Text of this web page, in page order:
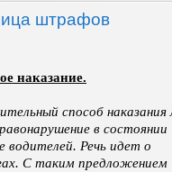
штрафов
наказание.
способ наказания
в состоянии
водителей. Речь идет о
С таким предложением